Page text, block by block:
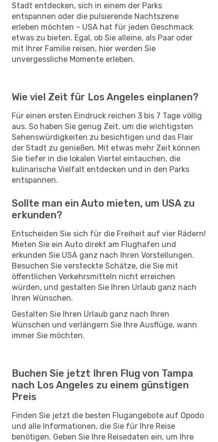
Stadt entdecken, sich in einem der Parks
entspannen oder die pulsierende Nachtszene
erleben möchten – USA hat für jeden Geschmack
etwas zu bieten. Egal, ob Sie alleine, als Paar oder
mit Ihrer Familie reisen, hier werden Sie
unvergessliche Momente erleben.
Wie viel Zeit für Los Angeles einplanen?
Für einen ersten Eindruck reichen 3 bis 7 Tage völlig
aus. So haben Sie genug Zeit, um die wichtigsten
Sehenswürdigkeiten zu besichtigen und das Flair
der Stadt zu genießen. Mit etwas mehr Zeit können
Sie tiefer in die lokalen Viertel eintauchen, die
kulinarische Vielfalt entdecken und in den Parks
entspannen.
Sollte man ein Auto mieten, um USA zu
erkunden?
Entscheiden Sie sich für die Freiheit auf vier Rädern!
Mieten Sie ein Auto direkt am Flughafen und
erkunden Sie USA ganz nach Ihren Vorstellungen.
Besuchen Sie versteckte Schätze, die Sie mit
öffentlichen Verkehrsmitteln nicht erreichen
würden, und gestalten Sie Ihren Urlaub ganz nach
Ihren Wünschen.
Gestalten Sie Ihren Urlaub ganz nach Ihren
Wünschen und verlängern Sie Ihre Ausflüge, wann
immer Sie möchten.
Buchen Sie jetzt Ihren Flug von Tampa
nach Los Angeles zu einem günstigen
Preis
Finden Sie jetzt die besten Flugangebote auf Opodo
und alle Informationen, die Sie für Ihre Reise
benötigen. Geben Sie Ihre Reisedaten ein, um Ihre